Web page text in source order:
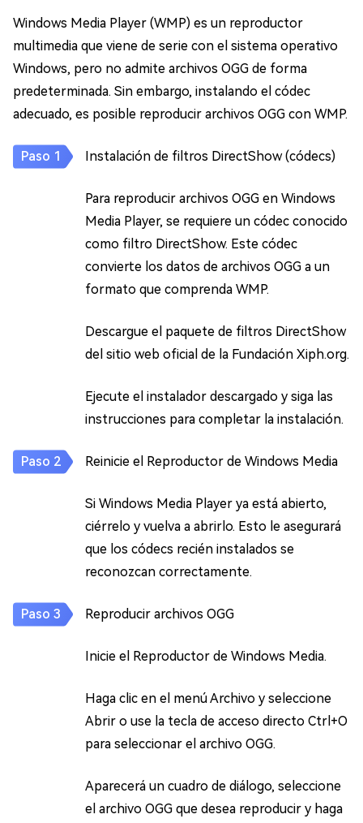
Windows Media Player (WMP) es un reproductor
multimedia que viene de serie con el sistema operativo
Windows, pero no admite archivos OGG de forma
predeterminada. Sin embargo, instalando el códec
adecuado, es posible reproducir archivos OGG con WMP.
Instalación de filtros DirectShow (códecs)
Para reproducir archivos OGG en Windows
Media Player, se requiere un códec conocido
como filtro DirectShow. Este códec
convierte los datos de archivos OGG a un
formato que comprenda WMP.
Descargue el paquete de filtros DirectShow
del sitio web oficial de la Fundación Xiph.org.
Ejecute el instalador descargado y siga las
instrucciones para completar la instalación.
Reinicie el Reproductor de Windows Media
Si Windows Media Player ya está abierto,
ciérrelo y vuelva a abrirlo. Esto le asegurará
que los códecs recién instalados se
reconozcan correctamente.
Reproducir archivos OGG
Inicie el Reproductor de Windows Media.
Haga clic en el menú Archivo y seleccione
Abrir o use la tecla de acceso directo Ctrl+O
para seleccionar el archivo OGG.
Aparecerá un cuadro de diálogo, seleccione
el archivo OGG que desea reproducir y haga